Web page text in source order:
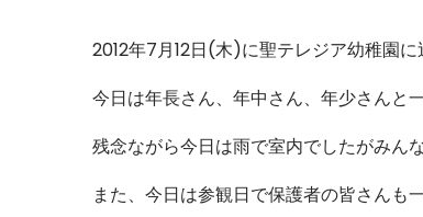
2012年7月12日(木)に聖テレジア幼稚園に
今日は年長さん、年中さん、年少さんと
残念ながら今日は雨で室内でしたがみん
また、今日は参観日で保護者の皆さんも